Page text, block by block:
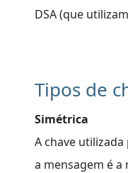
DSA (que
Tipos de
Simétrica
A chave
a mensagem é a